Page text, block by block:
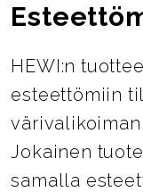
HEWI:n
esteettömiin
Jokainen
samalla